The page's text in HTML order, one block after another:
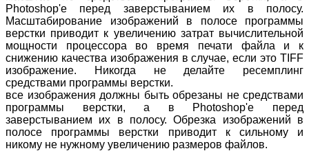
Photoshop'е перед заверстыванием их в полосу.
Масштабирование изображений в полосе программы
верстки приводит к увеличению затрат вычислительной
мощности процессора во время печати файла и к
снижению качества изображения в случае, если это TIFF
изображение. Никогда не делайте ресемплинг
средствами программы верстки.
все изображения должны быть обрезаны не средствами
программы верстки, а в Photoshop'е перед
заверстыванием их в полосу. Обрезка изображений в
полосе программы верстки приводит к сильному и
никому не нужному увеличению размеров файлов.